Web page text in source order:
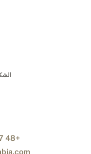
+48 607 583 252